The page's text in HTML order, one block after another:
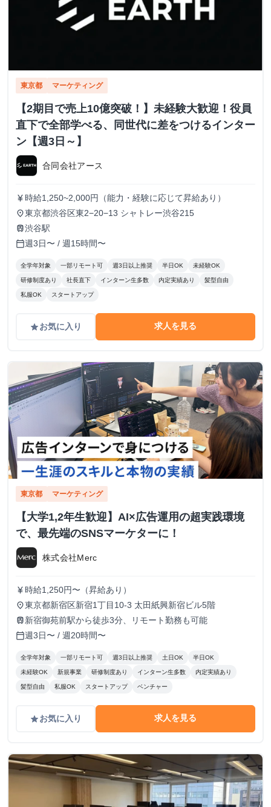
東京都 マーケティング
【2期目で売上10億突破！】未経験大歓迎！役員
直下で全部学べる、同世代に差をつけるインター
ン【週3日～】
合同会社アース
currency_yen 時給1,250~2,000円（能力・経験に応じて昇給あり）
place東京都渋谷区東2−20−13 シャトレー渋谷215
train渋谷駅
calendar_today週3日〜 / 週15時間〜
全学年対象 一部リモート可 週3日以上推奨 半日OK 未経験OK
研修制度あり 社長直下 インターン生多数 内定実績あり 髪型自由
私服OK スタートアップ
gradeお気に入り 求人を見る
東京都 マーケティング
【大学1,2年生歓迎】AI×広告運用の超実践環境
で、最先端のSNSマーケターに！
株式会社Merc
currency_yen 時給1,250円〜（昇給あり）
place東京都新宿区新宿1丁目10-3 太田紙興新宿ビル5階
train 新宿御苑前駅から徒歩3分、リモート勤務も可能
calendar_today週3日〜 / 週20時間〜
全学年対象 一部リモート可 週3日以上推奨 土日OK 半日OK
未経験OK 新規事業 研修制度あり インターン生多数 内定実績あり
髪型自由 私服OK スタートアップ ベンチャー
gradeお気に入り 求人を見る